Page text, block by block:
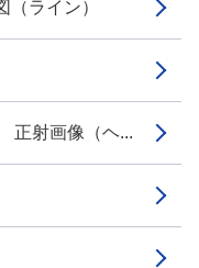
ライン）
正射画像（ヘ...